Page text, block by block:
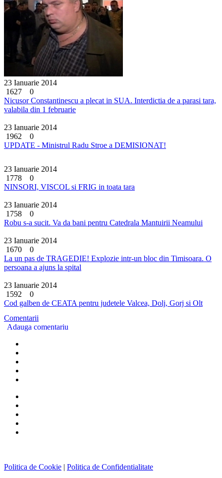
23 Ianuarie 2014
1627
0
Nicusor Constantinescu a plecat in SUA. Interdictia de a parasi tara,
valabila din 1 februarie
23 Ianuarie 2014
1962
0
UPDATE - Ministrul Radu Stroe a DEMISIONAT!
23 Ianuarie 2014
1778
0
NINSORI, VISCOL si FRIG in toata tara
23 Ianuarie 2014
1758
0
Robu s-a sucit. Va da bani pentru Catedrala Mantuirii Neamului
23 Ianuarie 2014
1670
0
La un pas de TRAGEDIE! Explozie intr-un bloc din Timisoara. O
persoana a ajuns la spital
23 Ianuarie 2014
1592
0
Cod galben de CEATA pentru judetele Valcea, Dolj, Gorj si Olt
Comentarii
Adauga comentariu
Politica de Cookie | Politica de Confidentialitate